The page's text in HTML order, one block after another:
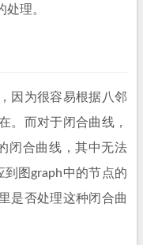
理。
因为很容易根据八邻
。而对于闭合曲线，
闭合曲线，其中无法
图graph中的节点的
是否处理这种闭合曲